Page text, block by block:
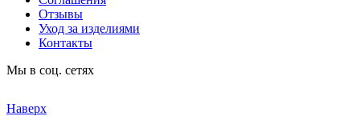
Отзывы
Уход за изделиями
Контакты
Мы в соц. сетях
Наверх